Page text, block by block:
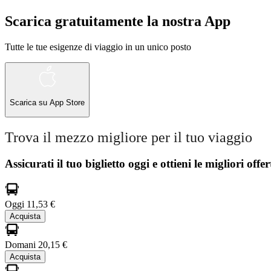
Scarica gratuitamente la nostra App
Tutte le tue esigenze di viaggio in un unico posto
Scarica su App Store
Trova il mezzo migliore per il tuo viaggio
Assicurati il ​​tuo biglietto oggi e ottieni le migliori
Oggi 11,53 €
Acquista
Domani 20,15 €
Acquista